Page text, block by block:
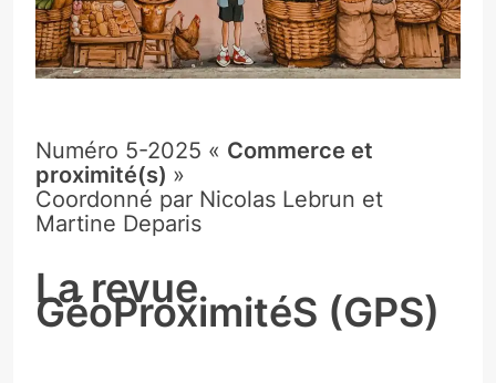
Numéro 5-2025 « Commerce et
proximité(s) »
Coordonné par Nicolas Lebrun et
Martine Deparis
La revue
GéoProximitéS (GPS)